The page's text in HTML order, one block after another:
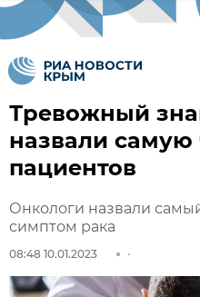
Тревожный
назвали
пациентов
Онкологи назвали
симптом рака
08:48 10.01.2023